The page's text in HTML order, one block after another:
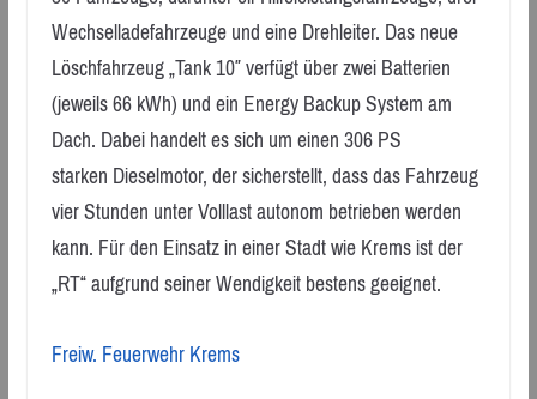
Wechselladefahrzeuge und eine Drehleiter. Das neue
Löschfahrzeug „Tank 10″ verfügt über zwei Batterien
(jeweils 66 kWh) und ein Energy Backup System am
Dach. Dabei handelt es sich um einen 306 PS
starken Dieselmotor, der sicherstellt, dass das Fahrzeug
vier Stunden unter Volllast autonom betrieben werden
kann. Für den Einsatz in einer Stadt wie Krems ist der
„RT“ aufgrund seiner Wendigkeit bestens geeignet.
Freiw. Feuerwehr Krems